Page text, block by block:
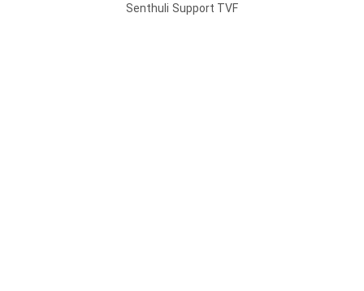
Senthuli Support TVF